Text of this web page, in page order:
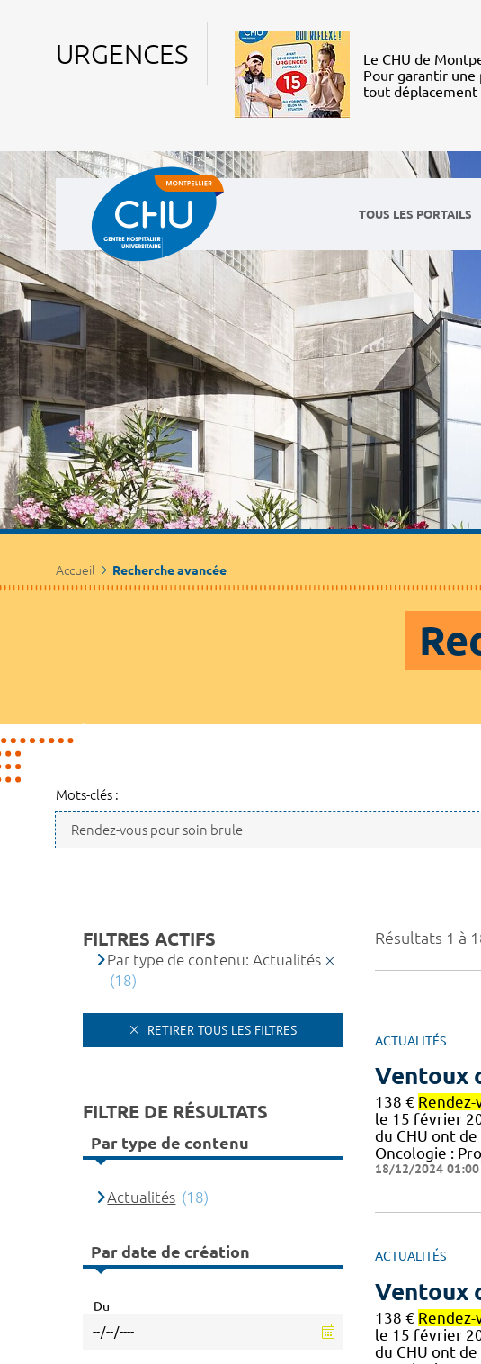
URGENCES
Le CHU de
Pour garantir une
tout déplacement
TOUS LES PORTAILS
Accueil Recherche avancée
Mots-clés :
Résultats 1 à
ACTUALITÉS
Ventoux
138 € Rendez-
le 15 février
du CHU ont
Oncologie :
18/12/2024 01:00
ACTUALITÉS
Ventoux
138 € Rendez-
le 15 février
du CHU ont
FILTRES ACTIFS
Par type de contenu: Actualités
(18)
RETIRER TOUS LES FILTRES
FILTRE DE RÉSULTATS
Par type de contenu
Actualités (18)
Par date de création
Du